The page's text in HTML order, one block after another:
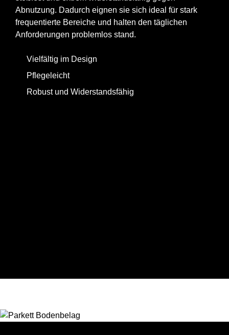
Abnutzung. Dadurch eignen sie sich ideal für stark
frequentierte Bereiche und halten den täglichen
Anforderungen problemlos stand.
Vielfältig im Design
Pflegeleicht
Robust und Widerstandsfähig